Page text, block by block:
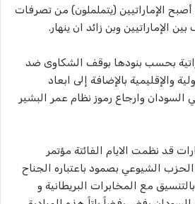
أصبح الإماراتيين (يتململون) من تصرفات
الإماراتيين وبن زائد ان ينهار.
بحسب بنودها بوقف الشكاوى ضد
والإقليمية بالإضافة إلى ابعاد
السودان وارجاع رموز نظام عمر البشير
قد نظمت الايام الفائتة مؤتمر
الشيوعي بصمود باعتباره الجناح
مع المخابرات البريطانية و